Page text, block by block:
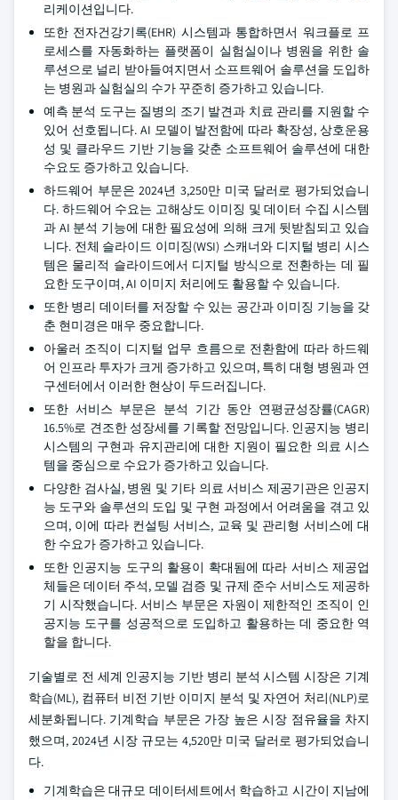
리케이션입니다.
또한 전자건강기록(EHR) 시스템과 통합하면서 워크플로 프
로세스를 자동화하는 플랫폼이 실험실이나 병원을 위한 솔
루션으로 널리 받아들여지면서 소프트웨어 솔루션을 도입하
는 병원과 실험실의 수가 꾸준히 증가하고 있습니다.
예측 분석 도구는 질병의 조기 발견과 치료 관리를 지원할 수
있어 선호됩니다. AI 모델이 발전함에 따라 확장성, 상호운용
성 및 클라우드 기반 기능을 갖춘 소프트웨어 솔루션에 대한
수요도 증가하고 있습니다.
하드웨어 부문은 2024년 3,250만 미국 달러로 평가되었습니
다. 하드웨어 수요는 고해상도 이미징 및 데이터 수집 시스템
과 AI 분석 기능에 대한 필요성에 의해 크게 뒷받침되고 있습
니다. 전체 슬라이드 이미징(WSI) 스캐너와 디지털 병리 시스
템은 물리적 슬라이드에서 디지털 방식으로 전환하는 데 필
요한 도구이며, AI 이미지 처리에도 활용할 수 있습니다.
또한 병리 데이터를 저장할 수 있는 공간과 이미징 기능을 갖
춘 현미경은 매우 중요합니다.
아울러 조직이 디지털 업무 흐름으로 전환함에 따라 하드웨
어 인프라 투자가 크게 증가하고 있으며, 특히 대형 병원과 연
구센터에서 이러한 현상이 두드러집니다.
또한 서비스 부문은 분석 기간 동안 연평균성장률(CAGR)
16.5%로 견조한 성장세를 기록할 전망입니다. 인공지능 병리
시스템의 구현과 유지관리에 대한 지원이 필요한 의료 시스
템을 중심으로 수요가 증가하고 있습니다.
다양한 검사실, 병원 및 기타 의료 서비스 제공기관은 인공지
능 도구와 솔루션의 도입 및 구현 과정에서 어려움을 겪고 있
으며, 이에 따라 컨설팅 서비스, 교육 및 관리형 서비스에 대
한 수요가 증가하고 있습니다.
또한 인공지능 도구의 활용이 확대됨에 따라 서비스 제공업
체들은 데이터 주석, 모델 검증 및 규제 준수 서비스도 제공하
기 시작했습니다. 서비스 부문은 자원이 제한적인 조직이 인
공지능 도구를 성공적으로 도입하고 활용하는 데 중요한 역
할을 합니다.
기술별로 전 세계 인공지능 기반 병리 분석 시스템 시장은 기계
학습(ML), 컴퓨터 비전 기반 이미지 분석 및 자연어 처리(NLP)로
세분화됩니다. 기계학습 부문은 가장 높은 시장 점유율을 차지
했으며, 2024년 시장 규모는 4,520만 미국 달러로 평가되었습니
다.
기계학습은 대규모 데이터세트에서 학습하고 시간이 지남에